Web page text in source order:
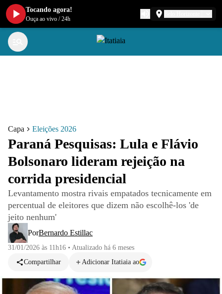
Capa Eleições 2026
Paraná Pesquisas: Lula e Flávio
Bolsonaro lideram rejeição na
corrida presidencial
Levantamento mostra rivais empatados tecnicamente em
percentual de eleitores que dizem não escolhê-los 'de
jeito nenhum'
PorBernardo Estillac
31/01/2026 às 11h16 • Atualizado há 6 meses
Compartilhar
Adicionar Itatiaia ao
Tocando agora!
Ouça ao vivo /24h